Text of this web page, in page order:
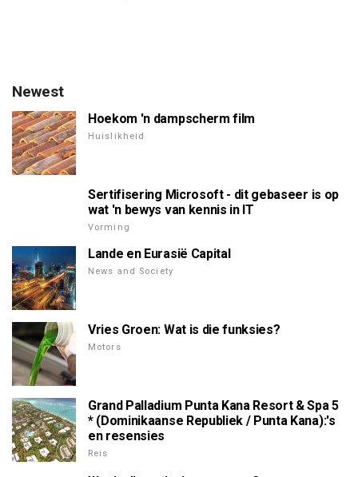
Newest
Hoekom 'n dampscherm film
Huislikheid
Sertifisering Microsoft - dit gebaseer is op
wat 'n bewys van kennis in IT
Vorming
Lande en Eurasië Capital
News and Society
Vries Groen: Wat is die funksies?
Motors
Grand Palladium Punta Kana Resort & Spa 5
* (Dominikaanse Republiek / Punta Kana):'s
en resensies
Reis